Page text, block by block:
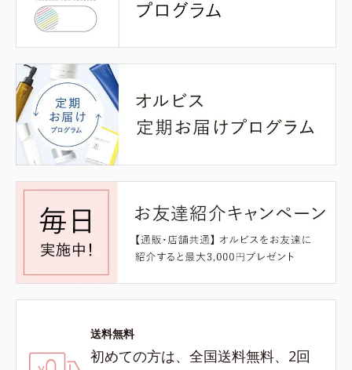
送料無料
初めての方は、全国送料無料、2回